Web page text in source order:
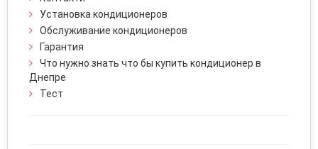
Установка кондиционеров
Обслуживание кондиционеров
Гарантия
Что нужно знать что бы купить кондиционер в
Днепре
Тест